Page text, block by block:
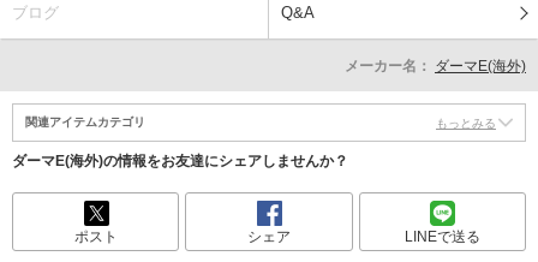
ブログ Q&A
メーカー名： ダーマE(海外)
関連アイテムカテゴリ もっとみる
ダーマE(海外)の情報をお友達にシェアしませんか？
ポスト シェア LINEで送る